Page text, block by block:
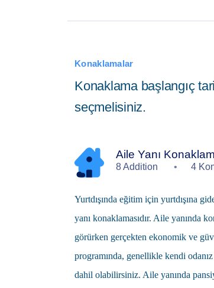
Konaklamalar
Konaklama başlangıç
seçmelisiniz.
Aile Yanı
8 Addition 4
Yurtdışında eğitim için yurtdışına
yanı konaklamasıdır. Aile yanında
görürken gerçekten ekonomik ve
programında, genellikle kendi
dahil olabilirsiniz. Aile yanında